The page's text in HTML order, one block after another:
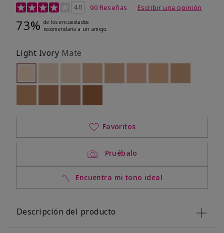
Calificación de clientes de 3,9 de 5
4.0 90 Reseñas Escribir una opinión
73% de los encuestados
recomendaría a un amigo.
Light Ivory Mate
seleccionado
Out of stock
Pruébalo
Encuentra mi tono ideal
Favoritos
Descripción del producto